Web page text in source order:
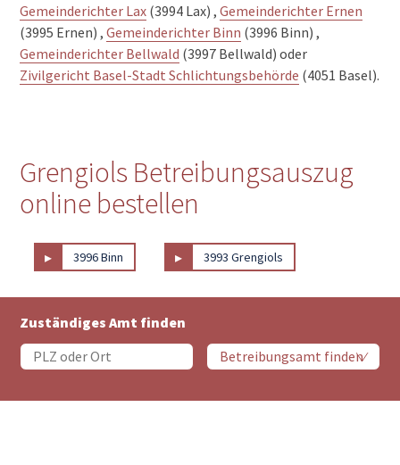
Gemeinderichter Lax (3994 Lax) ,Gemeinderichter Ernen
(3995 Ernen) ,Gemeinderichter Binn (3996 Binn) ,
Gemeinderichter Bellwald (3997 Bellwald) oder
Zivilgericht Basel-Stadt Schlichtungsbehörde (4051 Basel).
Grengiols Betreibungsauszug
online bestellen
▸ 3996 Binn ▸ 3993 Grengiols
Zuständiges Amt finden